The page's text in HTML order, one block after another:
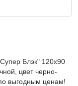
Блэк" 120x90
цвет черно-
выгодным ценам!